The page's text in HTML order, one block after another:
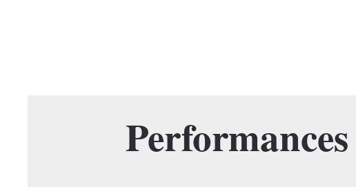
Performances